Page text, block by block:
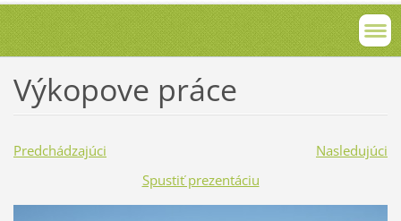
Výkopove práce
Predchádzajúci
Nasledujúci
Spustiť prezentáciu